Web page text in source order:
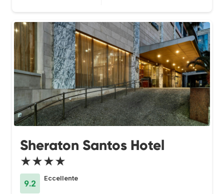
Sheraton Santos Hotel
★★★★
9.2
Eccellente